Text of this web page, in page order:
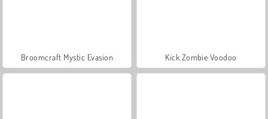
Broomcraft Mystic Evasion Kick Zombie Voodoo